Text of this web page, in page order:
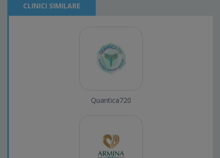
CLINICI SIMILARE
Quantica720